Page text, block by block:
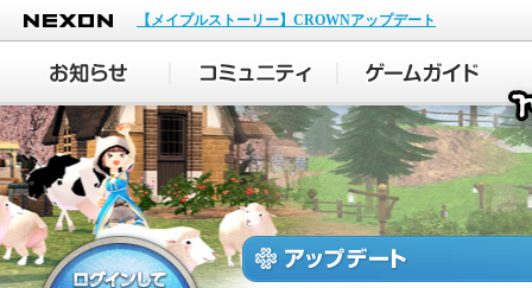
NEXON
【メイプルストーリー】CROWNアップデート